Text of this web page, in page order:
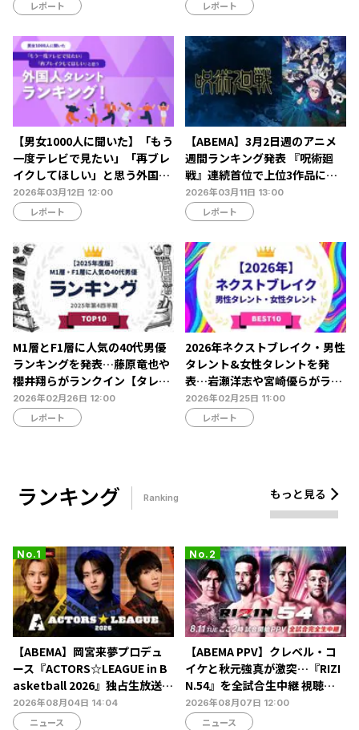
べ】
レポート レポート
【男女1000人に聞いた】「もう
一度テレビで見たい」「再ブレ
イクしてほしい」と思う外国人
タレントランキング…ボビー・
オロゴンやビビアン・スーらが
ランクイン【NEXER調査】
2026年03月12日 12:00
レポート
【ABEMA】3月2日週のアニメ
週間ランキング発表 『呪術廻
戦』連続首位で上位3作品に変
動なし
2026年03月11日 13:00
レポート
M1層とF1層に人気の40代男優
ランキングを発表…藤原竜也や
櫻井翔らがランクイン【タレン
トパワーランキング】
2026年02月26日 12:00
レポート
2026年ネクストブレイク・男性
タレント&女性タレントを発
表…岩瀬洋志や宮崎優らがラン
クイン【タレントパワーランキ
ング】
2026年02月25日 11:00
レポート
ランキング Ranking もっと見る
【ABEMA】岡宮来夢プロデュ
ース『ACTORS☆LEAGUE in B
asketball 2026』独占生放送決
定…北村諒、糸川耀士郎、長妻
怜央らが出演
2026年08月04日 14:04
ニュース
【ABEMA PPV】クレベル・コ
イケと秋元強真が激突…『RIZI
N.54』を全試合生中継 視聴チ
ケット販売中
2026年08月07日 12:00
ニュース